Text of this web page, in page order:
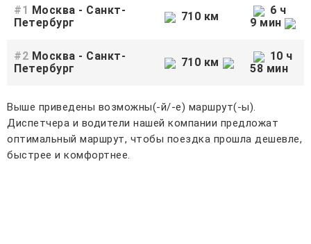
#1 Москва - Санкт-
Петербург
710 км
6 ч
9 мин
#2 Москва - Санкт-
Петербург
710 км
10 ч
58 мин
Выше приведены возможны(-й/-е) маршрут(-ы).
Диспетчера и водители нашей компании предложат
оптимальный маршрут, чтобы поездка прошла дешевле,
быстрее и комфортнее.